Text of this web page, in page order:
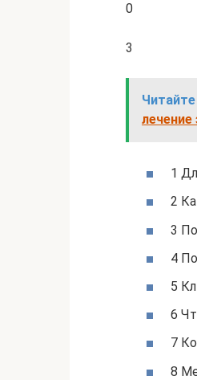
0
3
лечение
1
2
3
4
5
6
7
8